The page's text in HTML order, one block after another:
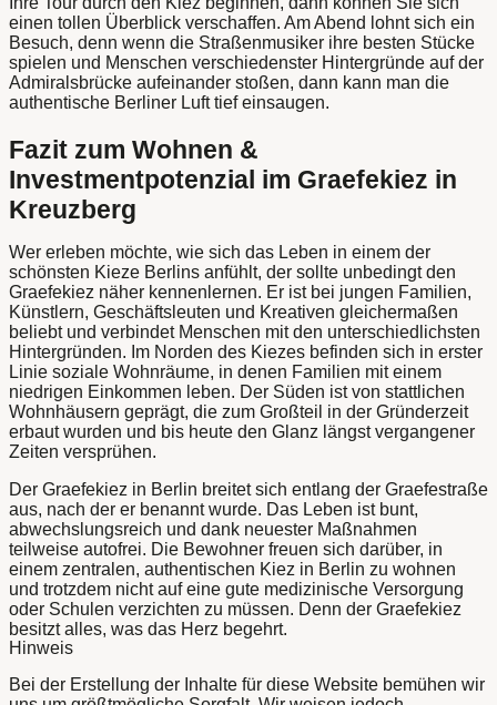
einen tollen Überblick verschaffen. Am Abend lohnt sich ein
Besuch, denn wenn die Straßenmusiker ihre besten Stücke
spielen und Menschen verschiedenster Hintergründe auf der
Admiralsbrücke aufeinander stoßen, dann kann man die
authentische Berliner Luft tief einsaugen.
Fazit zum Wohnen &
Investmentpotenzial im Graefekiez in
Kreuzberg
Wer erleben möchte, wie sich das Leben in einem der
schönsten Kieze Berlins anfühlt, der sollte unbedingt den
Graefekiez näher kennenlernen. Er ist bei jungen Familien,
Künstlern, Geschäftsleuten und Kreativen gleichermaßen
beliebt und verbindet Menschen mit den unterschiedlichsten
Hintergründen. Im Norden des Kiezes befinden sich in erster
Linie soziale Wohnräume, in denen Familien mit einem
niedrigen Einkommen leben. Der Süden ist von stattlichen
Wohnhäusern geprägt, die zum Großteil in der Gründerzeit
erbaut wurden und bis heute den Glanz längst vergangener
Zeiten versprühen.
Der Graefekiez in Berlin breitet sich entlang der Graefestraße
aus, nach der er benannt wurde. Das Leben ist bunt,
abwechslungsreich und dank neuester Maßnahmen
teilweise autofrei. Die Bewohner freuen sich darüber, in
einem zentralen, authentischen Kiez in Berlin zu wohnen
und trotzdem nicht auf eine gute medizinische Versorgung
oder Schulen verzichten zu müssen. Denn der Graefekiez
besitzt alles, was das Herz begehrt.
Hinweis
Bei der Erstellung der Inhalte für diese Website bemühen wir